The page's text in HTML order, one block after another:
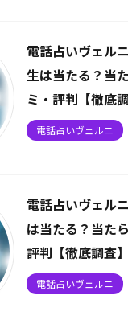
電話占いヴェル
生は当たる？当
ミ・評判【徹底調
電話占いヴェルニ
電話占いヴェル
は当たる？当た
評判【徹底調査】
電話占いヴェルニ